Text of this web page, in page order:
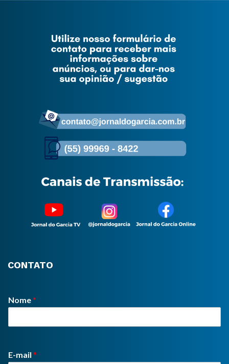
CONTATO
Nome*
E-mail *